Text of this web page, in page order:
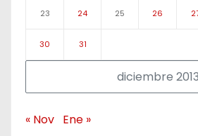
diciembre 2013
23 24 25 26
30 31
« Nov Ene »